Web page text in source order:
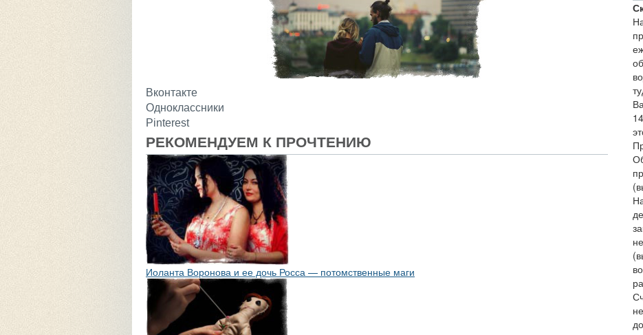
Вконтакте
Одноклассники
Pinterest
РЕКОМЕНДУЕМ К ПРОЧТЕНИЮ
Иоланта Воронова и ее дочь Росса — потомственные маги